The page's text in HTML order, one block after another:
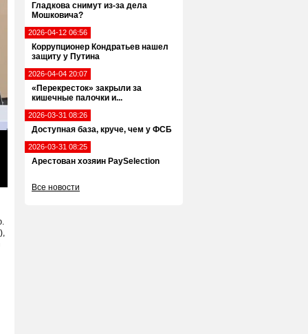
Гладкова снимут из-за дела
Мошковича?
2026-04-12 06:56
Коррупционер Кондратьев нашел
защиту у Путина
2026-04-04 20:07
«Перекресток» закрыли за
кишечные палочки и...
2026-03-31 08:26
Доступная база, круче, чем у ФСБ
2026-03-31 08:25
Арестован хозяин PaySelection
Все новости